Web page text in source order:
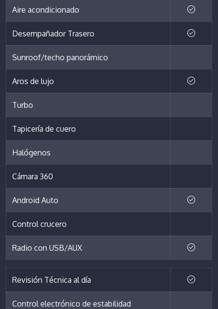
Aire acondicionado
Desempañador Trasero
Sunroof/techo panorámico
Aros de lujo
Turbo
Tapicería de cuero
Halógenos
Cámara 360
Android Auto
Control crucero
Radio con USB/AUX
Revisión Técnica al día
Control electrónico de estabilidad